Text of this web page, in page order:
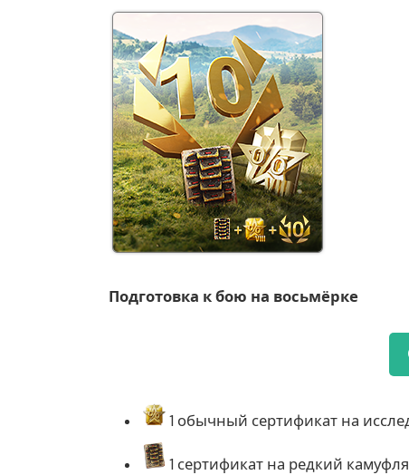
Подготовка к бою на восьмёрке
1 обычный сертификат на
1 сертификат на редкий